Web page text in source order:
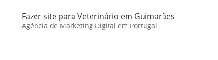
Fazer site para Veterinário em Guimarães
Agência de Marketing Digital em Portugal